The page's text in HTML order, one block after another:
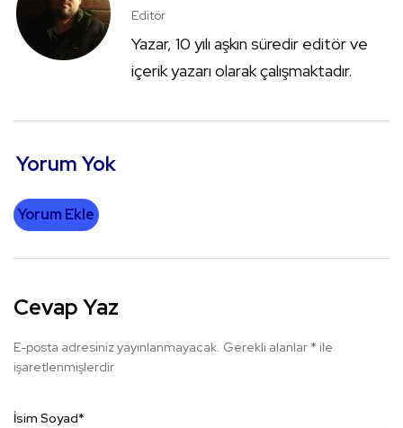
Editör
Yazar, 10 yılı aşkın süredir editör ve
içerik yazarı olarak çalışmaktadır.
Yorum Yok
Yorum Ekle
Cevap Yaz
E-posta adresiniz yayınlanmayacak. Gerekli alanlar * ile
işaretlenmişlerdir
İsim Soyad*